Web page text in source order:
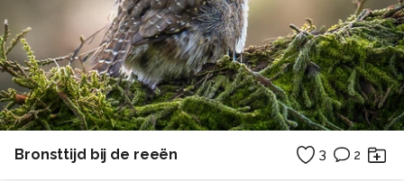
Bronsttijd bij de reeën 3 2